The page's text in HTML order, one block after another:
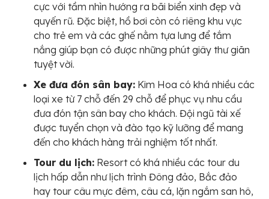
cực với tầm nhìn hướng ra bãi biển xinh đẹp và
quyến rũ. Đặc biệt, hồ bơi còn có riêng khu vực
cho trẻ em và các ghế nằm tựa lưng để tắm
nắng giúp bạn có được những phút giây thư giãn
tuyệt vời.
Xe đưa đón sân bay: Kim Hoa có khá nhiều các
loại xe từ 7 chỗ đến 29 chỗ để phục vụ nhu cầu
đưa đón tận sân bay cho khách. Đội ngũ tài xế
được tuyển chọn và đào tạo kỹ lưỡng để mang
đến cho khách hàng trải nghiệm tốt nhất.
Tour du lịch: Resort có khá nhiều các tour du
lịch hấp dẫn như lịch trình Đông đảo, Bắc đảo
hay tour câu mực đêm, câu cá, lặn ngắm san hô,